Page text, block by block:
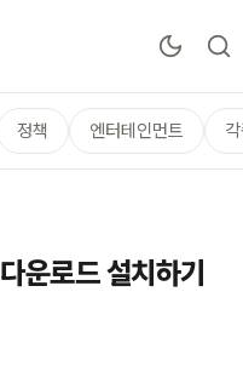
정책 엔터테인먼트
운로드 설치하기